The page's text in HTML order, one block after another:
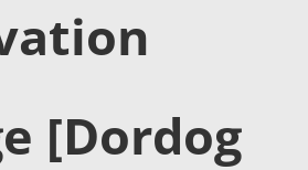
[Dordog